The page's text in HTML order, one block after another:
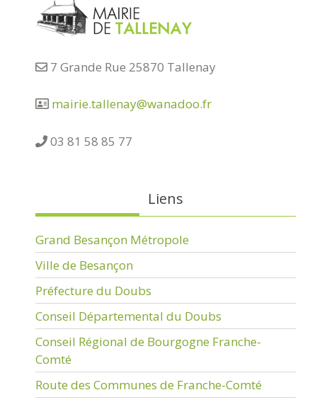
7 Grande Rue 25870 Tallenay
mairie.tallenay@wanadoo.fr
03 81 58 85 77
Liens
Grand Besançon Métropole
Ville de Besançon
Préfecture du Doubs
Conseil Départemental du Doubs
Conseil Régional de Bourgogne Franche-
Comté
Route des Communes de Franche-Comté